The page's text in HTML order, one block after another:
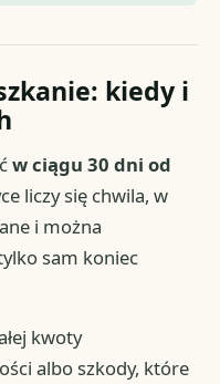
kiedy i
w ciągu 30 dni od
liczy się chwila, w
i można
sam koniec
kwoty
albo szkody, które